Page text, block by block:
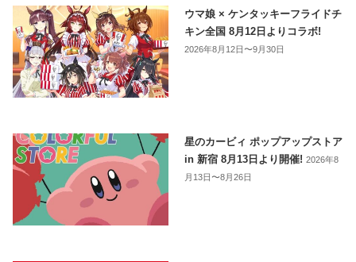
ウマ娘 × ケンタッキーフライドチ
キン全国 8月12日よりコラボ!
2026年8月12日〜9月30日
星のカービィ ポップアップストア
in 新宿 8月13日より開催!2026年8
月13日〜8月26日